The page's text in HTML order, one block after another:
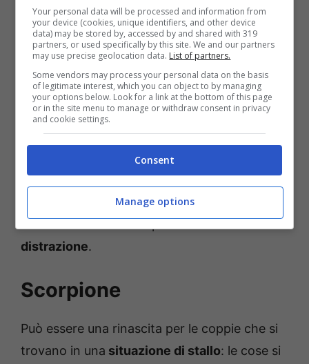
Bilancia
E’ un momento bellissimo per chi sta
programmandonuovi progetti lavorativi, ma
sul fronte amoroso non tutto sarà così bello.
La mancanza d’amore potrà infatticreare
distrazione.
Scorpione
Può essere una rinascita per le coppie che si
trovano in una situazione di stallo: le cose si
Your personal data will be processed and information from
your device (cookies, unique identifiers, and other device
data) may be stored by, accessed by and shared with 319
partners, or used specifically by this site. We and our partners
may use precise geolocation data. List of partners.
Some vendors may process your personal data on the basis
of legitimate interest, which you can object to by managing
your options below. Look for a link at the bottom of this page
or in the site menu to manage or withdraw consent in privacy
and cookie settings.
Consent
Manage options